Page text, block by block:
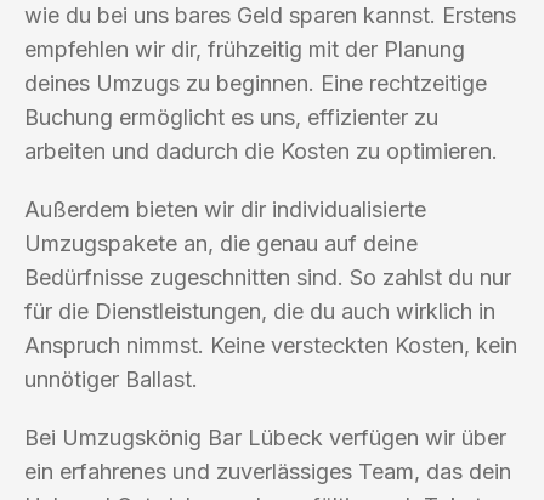
wie du bei uns bares Geld sparen kannst. Erstens
empfehlen wir dir, frühzeitig mit der Planung
deines Umzugs zu beginnen. Eine rechtzeitige
Buchung ermöglicht es uns, effizienter zu
arbeiten und dadurch die Kosten zu optimieren.
Außerdem bieten wir dir individualisierte
Umzugspakete an, die genau auf deine
Bedürfnisse zugeschnitten sind. So zahlst du nur
für die Dienstleistungen, die du auch wirklich in
Anspruch nimmst. Keine versteckten Kosten, kein
unnötiger Ballast.
Bei Umzugskönig Bar Lübeck verfügen wir über
ein erfahrenes und zuverlässiges Team, das dein